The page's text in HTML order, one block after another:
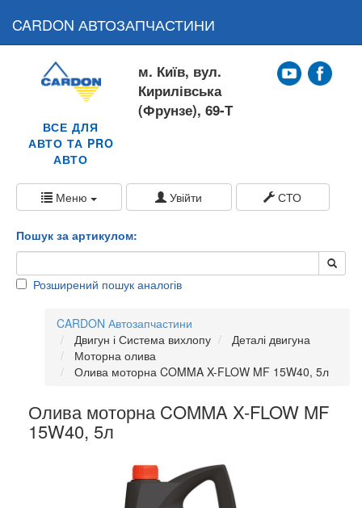
CARDON АВТОЗАПЧАСТИНИ
ВСЕ ДЛЯ
АВТО ТА PRO
АВТО
м. Київ, вул.
Кирилівська
(Фрунзе), 69-Т
Меню Увійти СТО
Пошук за артикулом:
Розширений пошук аналогів
CARDON Автозапчастини
Двигун і Система вихлопу
Деталі двигуна
Моторна олива
Олива моторна COMMA X-FLOW MF 15W40, 5л
Олива моторна COMMA X-FLOW MF
15W40, 5л